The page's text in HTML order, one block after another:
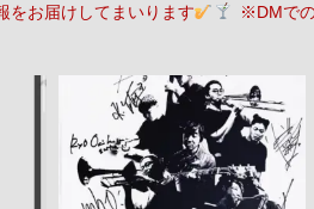
をお届けしてまいります
※DMで